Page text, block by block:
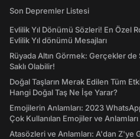
Son Depremler Listesi
Evlilik Yıl Dönümü Sözleri! En Özel
Evlilik Yıl dönümü Mesajları
Rüyada Altın Görmek: Gerçekler de
Saklı Olabilir!
Doğal Taşların Merak Edilen Tüm
Hangi Doğal Taş Ne İşe Yarar?
Emojilerin Anlamları: 2023
Çok Kullanılan Emojiler ve Anlamları
Atasözleri ve Anlamları: A'dan Z'ye